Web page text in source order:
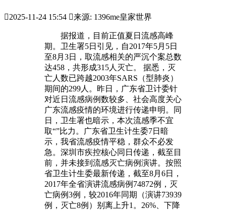
2025-11-24 15:54 来源: 1396me皇家世界
据报道，目前正值夏日流感高峰
期。卫生署5日引见，自2017年5月5日
至8月3日，取流感相关的严沉个案总数
达458，共形成315人灭亡。 据悉，灭
亡人数已跨越2003年SARS（型肺炎）
期间的299人。昨日，广东省卫计委针
对近日流感病例数较多、社会高度关心
广东流感疫情的环境进行传递申明。同
日，卫生署也暗示，本次流感季不宜
取“”比力。广东省卫生计生委7日暗
示，我省流感疫情平稳，群众不必发
急。深圳市疾控核心同日传递，截至目
前，并未接到流感灭亡病例演讲。按照
省卫生计生委最新传递，截至8月6日，
2017年全省演讲流感病例74872例，灭
亡病例3例，较2016年同期（演讲73939
例，灭亡8例）别离上升1。26%、下降